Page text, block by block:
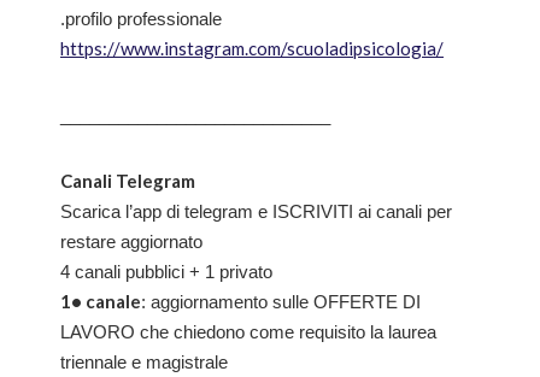
.profilo professionale
https://www.instagram.com/scuoladipsicologia/
Canali Telegram
Scarica l’app di telegram e ISCRIVITI ai canali per
restare aggiornato
4 canali pubblici + 1 privato
1• canale: aggiornamento sulle OFFERTE DI
LAVORO che chiedono come requisito la laurea
triennale e magistrale